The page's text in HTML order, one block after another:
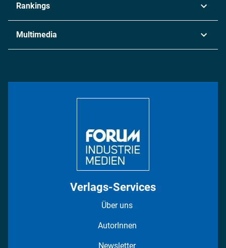
Chemie
Metall
Energie
Rankings
Multimedia
Verlags-Services
Über uns
AutorInnen
Newsletter